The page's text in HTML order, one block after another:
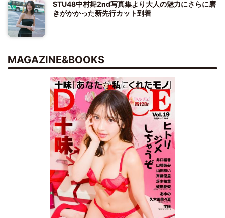
STU48中村舞2nd写真集より大人の魅力にさらに磨
きがかかった新先行カット到着
MAGAZINE&BOOKS